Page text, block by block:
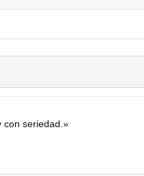
con seriedad.»